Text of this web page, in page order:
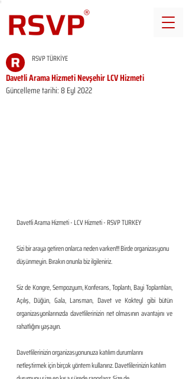
Davetli Arama Hizmeti Nevşehir LCV Hizmeti
RSVP TÜRKİYE
Güncelleme tarihi:8 Eyl 2022
Davetli Arama Hizmeti - LCV Hizmeti - RSVP TURKEY
Sizi bir araya getiren onlarca neden varken!!! Birde organizasyonu
düşünmeyin. Bırakın onunla biz ilgileniriz.
Siz de Kongre, Sempozyum, Konferans, Toplantı, Bayi Toplantıları,
Açılış, Düğün, Gala, Lansman, Davet ve Kokteyl gibi bütün
organizasyonlarınızda davetlilerinizin net olmasının avantajını ve
rahatlığını yaşayın.
Davetlilerinizin organizasyonunuza katılım durumlarını
netleştirmek için birçok yöntem kullanırız. Davetlilerinizin katılım